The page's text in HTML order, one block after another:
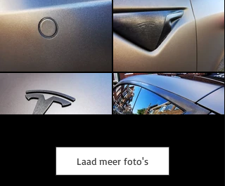
Laad meer foto's